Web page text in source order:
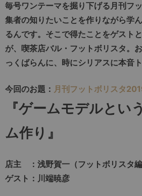
毎号ワンテーマを掘り下げる月刊フ
集者の知りたいことを作りながら学
るんです。そこで得たことをゲスト
が、喫茶店バル・フットボリスタ。
っくばらんに、時にシリアスに本音ト
今回のお題： 月刊フットボリスタ
『ゲームモデルとい
ム作り』
店主 ：浅野賀一（フットボリスタ編
ゲスト：川端暁彦